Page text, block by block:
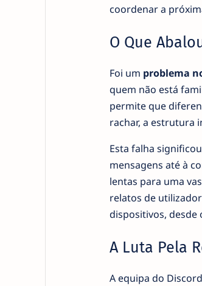
coordenar a
O Que
Foi um problema
quem não está
permite que
rachar, a estrutura
Esta falha
mensagens até à
lentas para uma
relatos de
dispositivos, desde
A Luta Pela
A equipa do